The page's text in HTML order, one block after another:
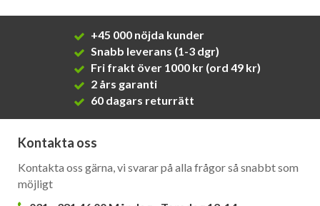
+45 000 nöjda kunder
Snabb leverans (1-3 dgr)
Fri frakt över 1000 kr (ord 49 kr)
2 års garanti
60 dagars returrätt
Kontakta oss
Kontakta oss gärna, vi svarar på alla frågor så snabbt som
möjligt